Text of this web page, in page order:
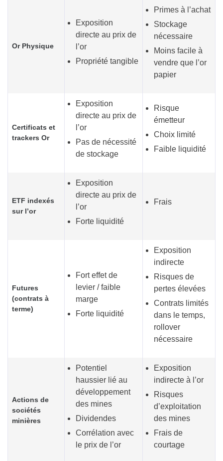
Or Physique
Exposition
directe au prix de
l’or
Propriété tangible
Primes à l’achat
Stockage
nécessaire
Moins facile à
vendre que l’or
papier
Certificats et
trackers Or
Exposition
directe au prix de
l’or
Pas de nécessité
de stockage
Risque
émetteur
Choix limité
Faible liquidité
ETF indexés
sur l’or
Exposition
directe au prix de
l’or
Forte liquidité
Frais
Futures
(contrats à
terme)
Fort effet de
levier / faible
marge
Forte liquidité
Exposition
indirecte
Risques de
pertes élevées
Contrats limités
dans le temps,
rollover
nécessaire
Actions de
sociétés
minières
Potentiel
haussier lié au
développement
des mines
Dividendes
Corrélation avec
le prix de l’or
Exposition
indirecte à l’or
Risques
d’exploitation
des mines
Frais de
courtage